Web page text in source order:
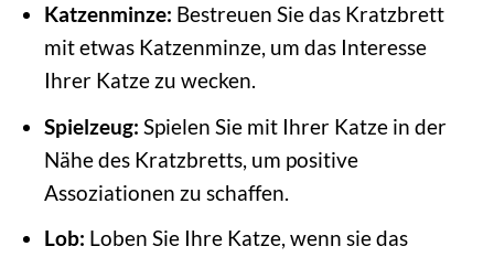
Katzenminze: Bestreuen Sie das Kratzbrett
mit etwas Katzenminze, um das Interesse
Ihrer Katze zu wecken.
Spielzeug: Spielen Sie mit Ihrer Katze in der
Nähe des Kratzbretts, um positive
Assoziationen zu schaffen.
Lob: Loben Sie Ihre Katze, wenn sie das